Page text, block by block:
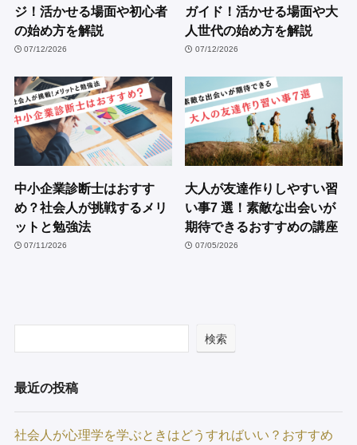
ジ！活かせる場面や初心者
の始め方を解説
07/12/2026
ガイド！活かせる場面や大
人世代の始め方を解説
07/12/2026
中小企業診断士はおすす
め？社会人が挑戦するメリ
ットと勉強法
07/11/2026
大人が友達作りしやすい習
い事7 選！素敵な出会いが
期待できるおすすめの講座
07/05/2026
検索
最近の投稿
社会人が心理学を学ぶときはどうすればいい？おすすめ